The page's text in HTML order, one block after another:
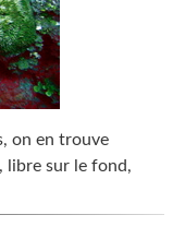
on en trouve
libre sur le fond,